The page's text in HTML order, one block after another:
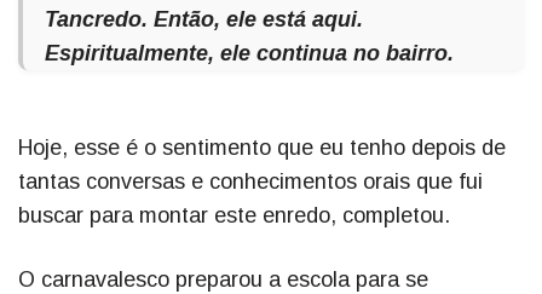
Tancredo. Então, ele está aqui.
Espiritualmente, ele continua no bairro.
Hoje, esse é o sentimento que eu tenho depois de
tantas conversas e conhecimentos orais que fui
buscar para montar este enredo, completou.
O carnavalesco preparou a escola para se